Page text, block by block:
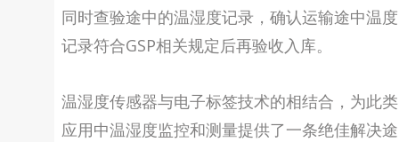
同时查验途中的温湿度记录，确认运输途中温度
记录符合GSP相关规定后再验收入库。
温湿度传感器与电子标签技术的相结合，为此类
应用中温湿度监控和测量提供了一条绝佳解决途